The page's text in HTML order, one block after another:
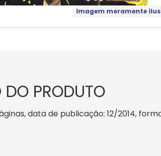
Imagem meramente
PRODUTO
data de publicação: 12/2014,